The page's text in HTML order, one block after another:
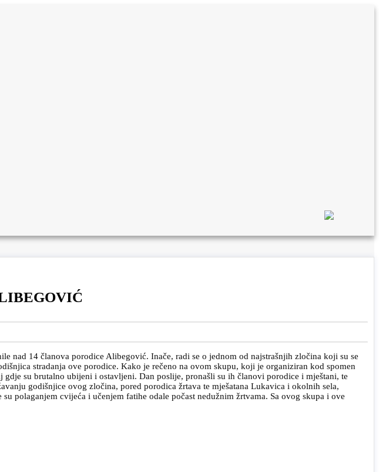
nad 14 članova porodice Alibegović. Inače, radi se o jednom od najstrašnjih zločina koji su se
stradanja ove porodice. Kako je rečeno na ovom skupu, koji je organiziran kod spomen
su brutalno ubijeni i ostavljeni. Dan poslije, pronašli su ih članovi porodice i mještani, te
godišnjice ovog zločina, pored porodica žrtava te mješatana Lukavica i okolnih sela,
polaganjem cvijeća i učenjem fatihe odale počast nedužnim žrtvama. Sa ovog skupa i ove